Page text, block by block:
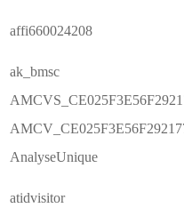
affi660024208
ak_bmsc
AnalyseUnique
atidvisitor